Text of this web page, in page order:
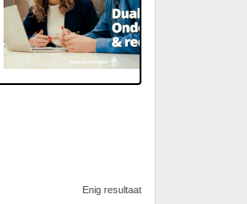
Enig resultaat